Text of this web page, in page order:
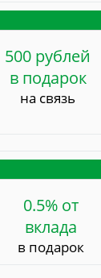
500 рублей
в подарок
на связь
0.5% от
вклада
в подарок